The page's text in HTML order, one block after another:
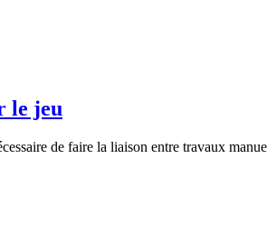
le jeu
de faire la liaison entre travaux